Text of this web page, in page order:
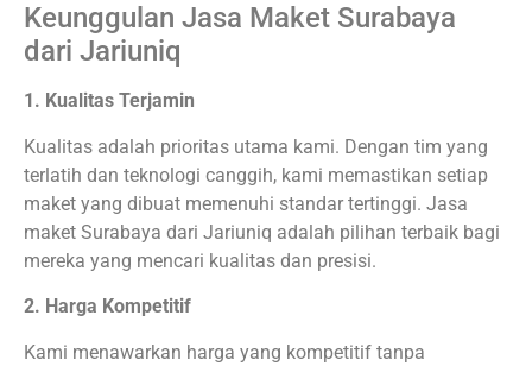
Keunggulan Jasa Maket Surabaya
dari Jariuniq
1. Kualitas Terjamin
Kualitas adalah prioritas utama kami. Dengan tim yang
terlatih dan teknologi canggih, kami memastikan setiap
maket yang dibuat memenuhi standar tertinggi. Jasa
maket Surabaya dari Jariuniq adalah pilihan terbaik bagi
mereka yang mencari kualitas dan presisi.
2. Harga Kompetitif
Kami menawarkan harga yang kompetitif tanpa